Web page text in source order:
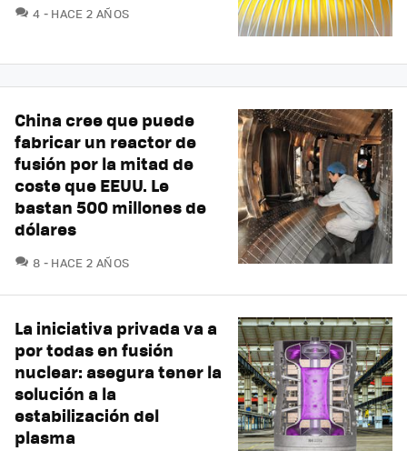
4 COMENTARIOS
HACE 2 AÑOS
China cree que puede
fabricar un reactor de
fusión por la mitad de
coste que EEUU. Le
bastan 500 millones de
dólares
8 COMENTARIOS
HACE 2 AÑOS
La iniciativa privada va a
por todas en fusión
nuclear: asegura tener la
solución a la
estabilización del
plasma